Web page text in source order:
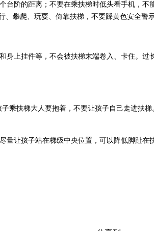
台阶的距离；不要在乘扶梯时低头看手机，
攀爬、玩耍、倚靠扶梯，不要踩黄色安全警
身上挂件等，不会被扶梯末端卷入、卡住。
乘扶梯大人要抱着，不要让孩子自己走进扶
让孩子站在梯级中央位置，可以降低脚趾在